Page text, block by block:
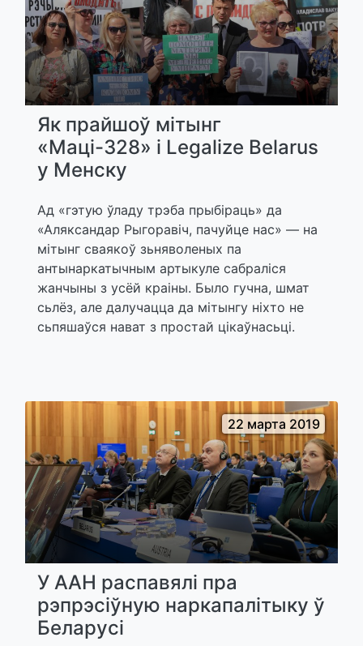
Як прайшоў мітынг
«Маці-328» і Legalize Belarus
у Менску
Ад «гэтую ўладу трэба прыбіраць» да
«Аляксандар Рыгоравіч, пачуйце нас» — на
мітынг сваякоў зьняволеных па
антынаркатычным артыкуле сабраліся
жанчыны з усёй краіны. Было гучна, шмат
сьлёз, але далучацца да мітынгу ніхто не
сьпяшаўся нават з простай цікаўнасьці.
22 марта 2019
У ААН распавялі пра
рэпрэсіўную наркапалітыку ў
Беларусі